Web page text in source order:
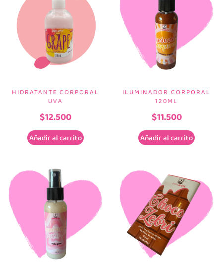
HIDRATANTE CORPORAL
UVA
$12.500
Añadir al carrito
ILUMINADOR CORPORAL
120ML
$11.500
Añadir al carrito